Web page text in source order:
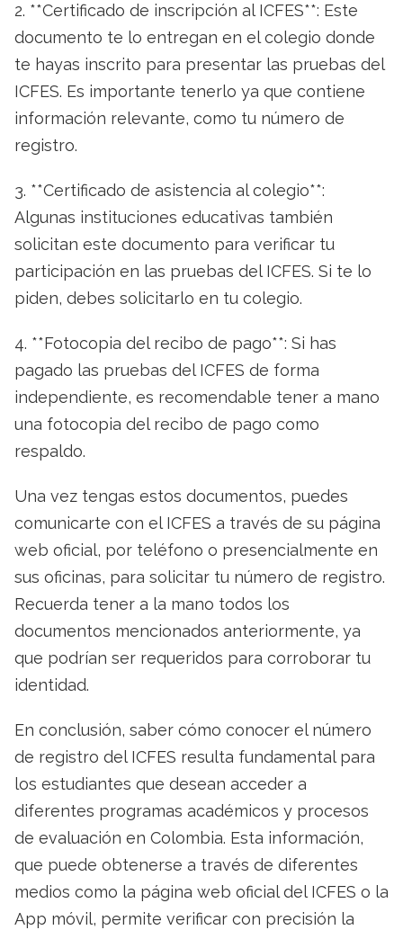
2. **Certificado de inscripción al ICFES**: Este
documento te lo entregan en el colegio donde
te hayas inscrito para presentar las pruebas del
ICFES. Es importante tenerlo ya que contiene
información relevante, como tu número de
registro.
3. **Certificado de asistencia al colegio**:
Algunas instituciones educativas también
solicitan este documento para verificar tu
participación en las pruebas del ICFES. Si te lo
piden, debes solicitarlo en tu colegio.
4. **Fotocopia del recibo de pago**: Si has
pagado las pruebas del ICFES de forma
independiente, es recomendable tener a mano
una fotocopia del recibo de pago como
respaldo.
Una vez tengas estos documentos, puedes
comunicarte con el ICFES a través de su página
web oficial, por teléfono o presencialmente en
sus oficinas, para solicitar tu número de registro.
Recuerda tener a la mano todos los
documentos mencionados anteriormente, ya
que podrían ser requeridos para corroborar tu
identidad.
En conclusión, saber cómo conocer el número
de registro del ICFES resulta fundamental para
los estudiantes que desean acceder a
diferentes programas académicos y procesos
de evaluación en Colombia. Esta información,
que puede obtenerse a través de diferentes
medios como la página web oficial del ICFES o la
App móvil, permite verificar con precisión la